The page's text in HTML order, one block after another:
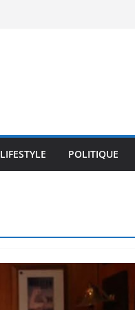
LIFESTYLE POLITIQUE